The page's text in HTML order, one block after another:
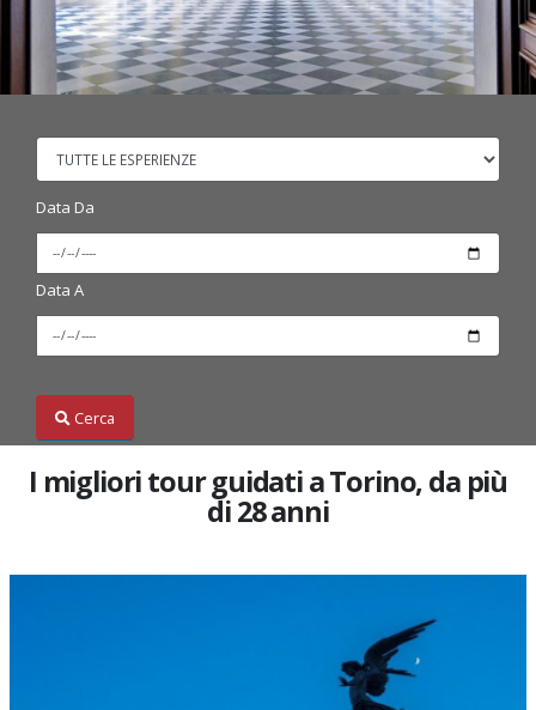
Data Da
Data A
Cerca
I migliori tour guidati a Torino, da più
di 28 anni